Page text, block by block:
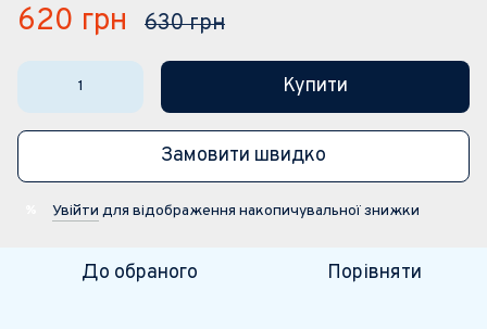
620 грн 630 грн
Купити
Замовити швидко
Увійти для відображення накопичувальної знижки
До обраного Порівняти